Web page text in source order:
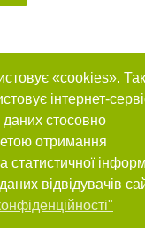
«cookies».
інтернет-
даних стосовно
отримання
статистичної
відвідувачів